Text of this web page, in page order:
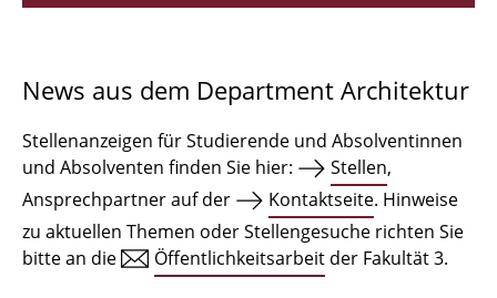
Qualifikationsprofil
Institute
Einrichtungen
Zeichensäle
News aus dem Department Architektur
Stellenanzeigen für Studierende und Absolventinnen
und Absolventen finden Sie hier:
Stellen,
Ansprechpartner auf der
Kontaktseite. Hinweise
zu aktuellen Themen oder Stellengesuche richten Sie
bitte an die
Öffentlichkeitsarbeit der Fakultät 3.